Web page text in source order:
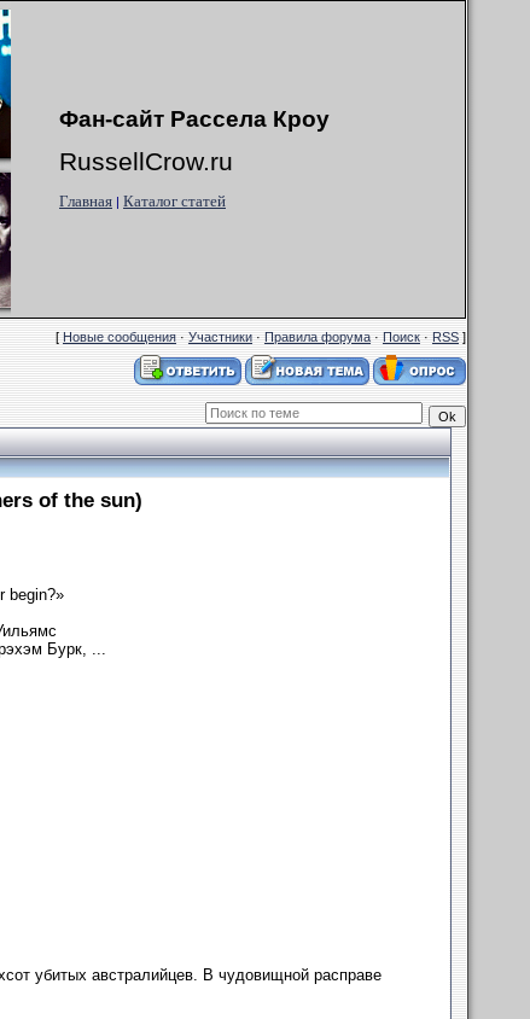
Фан-сайт Рассела Кроу
RussellCrow.ru
Главная | Каталог статей
[Новые сообщения·Участники·Правила форума·Поиск·RSS]
of the sun)
begin?»
Бурк, ...
убитых австралийцев. В чудовищной расправе